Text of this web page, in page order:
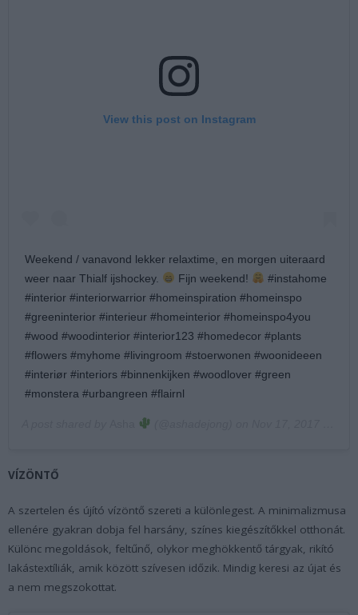
View this post on Instagram
Weekend / vanavond lekker relaxtime, en morgen uiteraard
weer naar Thialf ijshockey.
Fijn weekend!
#instahome
#interior #interiorwarrior #homeinspiration #homeinspo
#greeninterior #interieur #homeinterior #homeinspo4you
#wood #woodinterior #interior123 #homedecor #plants
#flowers #myhome #livingroom #stoerwonen #woonideeen
#interiør #interiors #binnenkijken #woodlover #green
#monstera #urbangreen #flairnl
VÍZÖNTŐ
A szertelen és újító vízöntő szereti a különlegest. A minimalizmusa
ellenére gyakran dobja fel harsány, színes kiegészítőkkel otthonát.
Különc megoldások, feltűnő, olykor meghökkentő tárgyak, rikító
lakástextíliák, amik között szívesen időzik. Mindig keresi az újat és
a nem megszokottat.